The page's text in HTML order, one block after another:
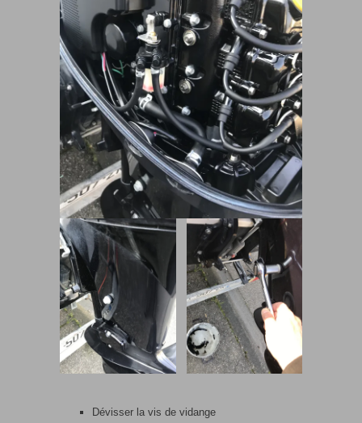
Dévisser la vis de vidange